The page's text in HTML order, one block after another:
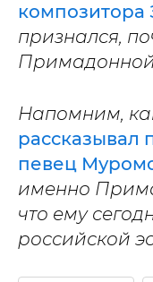
композитора
признался,
Напомним,
певец
именно
что ему
российской